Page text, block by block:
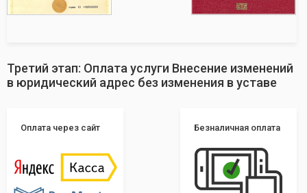
Третий этап: Оплата услуги Внесение изменений
в юридический адрес без изменения в уставе
Оплата через сайт Безналичная оплата